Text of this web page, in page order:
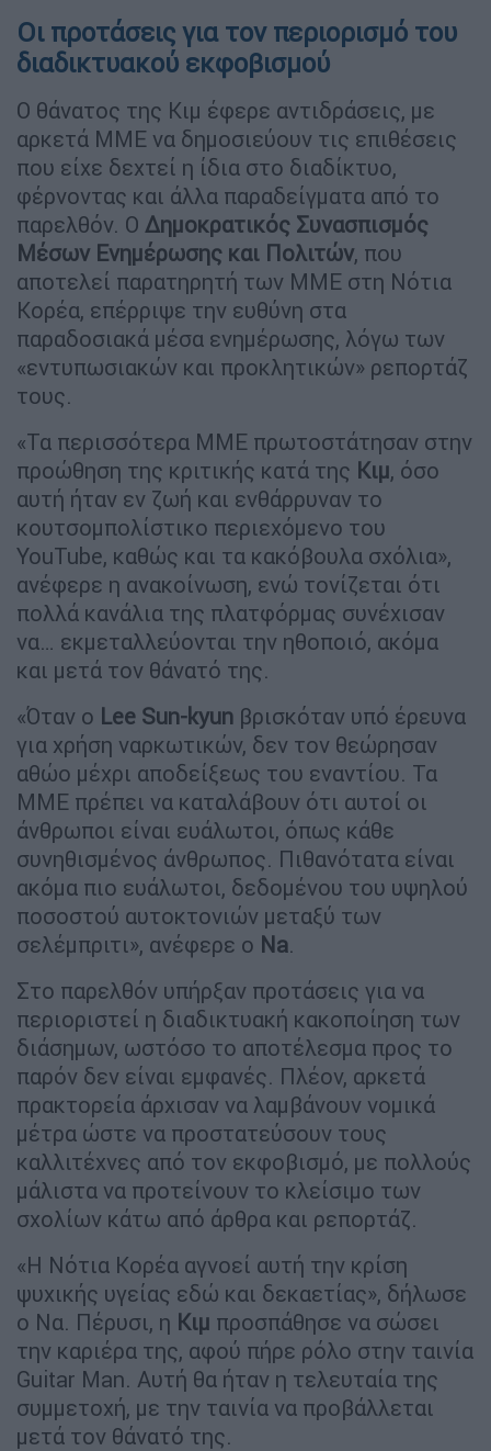
Οι προτάσεις για τον περιορισμό του
διαδικτυακού εκφοβισμού
Ο θάνατος της Κιμ έφερε αντιδράσεις, με
αρκετά ΜΜΕ να δημοσιεύουν τις επιθέσεις
που είχε δεχτεί η ίδια στο διαδίκτυο,
φέρνοντας και άλλα παραδείγματα από το
παρελθόν. Ο Δημοκρατικός Συνασπισμός
Μέσων Ενημέρωσης και Πολιτών, που
αποτελεί παρατηρητή των ΜΜΕ στη Νότια
Κορέα, επέρριψε την ευθύνη στα
παραδοσιακά μέσα ενημέρωσης, λόγω των
«εντυπωσιακών και προκλητικών» ρεπορτάζ
τους.
«Τα περισσότερα ΜΜΕ πρωτοστάτησαν στην
προώθηση της κριτικής κατά της Κιμ, όσο
αυτή ήταν εν ζωή και ενθάρρυναν το
κουτσομπολίστικο περιεχόμενο του
YouTube, καθώς και τα κακόβουλα σχόλια»,
ανέφερε η ανακοίνωση, ενώ τονίζεται ότι
πολλά κανάλια της πλατφόρμας συνέχισαν
να… εκμεταλλεύονται την ηθοποιό, ακόμα
και μετά τον θάνατό της.
«Όταν ο Lee Sun-kyun βρισκόταν υπό έρευνα
για χρήση ναρκωτικών, δεν τον θεώρησαν
αθώο μέχρι αποδείξεως του εναντίου. Τα
ΜΜΕ πρέπει να καταλάβουν ότι αυτοί οι
άνθρωποι είναι ευάλωτοι, όπως κάθε
συνηθισμένος άνθρωπος. Πιθανότατα είναι
ακόμα πιο ευάλωτοι, δεδομένου του υψηλού
ποσοστού αυτοκτονιών μεταξύ των
σελέμπριτι», ανέφερε ο Na.
Στο παρελθόν υπήρξαν προτάσεις για να
περιοριστεί η διαδικτυακή κακοποίηση των
διάσημων, ωστόσο το αποτέλεσμα προς το
παρόν δεν είναι εμφανές. Πλέον, αρκετά
πρακτορεία άρχισαν να λαμβάνουν νομικά
μέτρα ώστε να προστατεύσουν τους
καλλιτέχνες από τον εκφοβισμό, με πολλούς
μάλιστα να προτείνουν το κλείσιμο των
σχολίων κάτω από άρθρα και ρεπορτάζ.
«Η Νότια Κορέα αγνοεί αυτή την κρίση
ψυχικής υγείας εδώ και δεκαετίας», δήλωσε
ο Να. Πέρυσι, η Κιμ προσπάθησε να σώσει
την καριέρα της, αφού πήρε ρόλο στην ταινία
Guitar Man. Αυτή θα ήταν η τελευταία της
συμμετοχή, με την ταινία να προβάλλεται
μετά τον θάνατό της.